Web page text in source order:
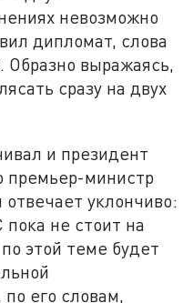
невозможно
дипломат, слова
Образно выражаясь,
сразу на двух
и президент
премьер-министр
уклончиво:
не стоит на
этой теме будет
его словам,